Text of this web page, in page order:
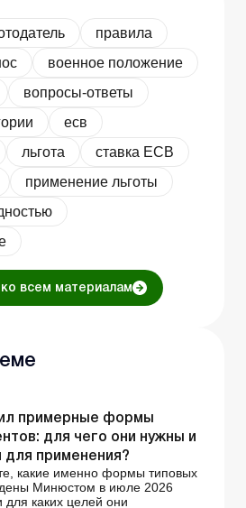
правила
военное положение
вопросы-ответы
есв
льгота
ставка ЕСВ
применение льготы
ко всем материалам
примерные формы
для чего они нужны и
для применения?
какие именно формы типовых
Минюстом в июле 2026
для каких целей они